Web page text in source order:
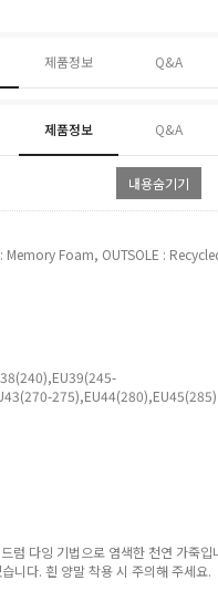
제품정보 Q&A
제품정보 Q&A
내용숨기기
Memory Foam, OUTSOLE :
275),EU44(280),EU45(285)
럼 다잉 기법으로 염색한 천연 가죽입
니다. 흰 양말 착용 시 주의해 주세요.